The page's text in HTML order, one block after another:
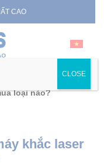
CAO
Ưu và nhược
loại nào?
khắc laser
CLOSE